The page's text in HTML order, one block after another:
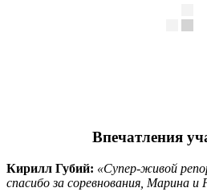
Впечатления
Кирилл Губий: «Супер-живой
спасибо за соревнования, Марина